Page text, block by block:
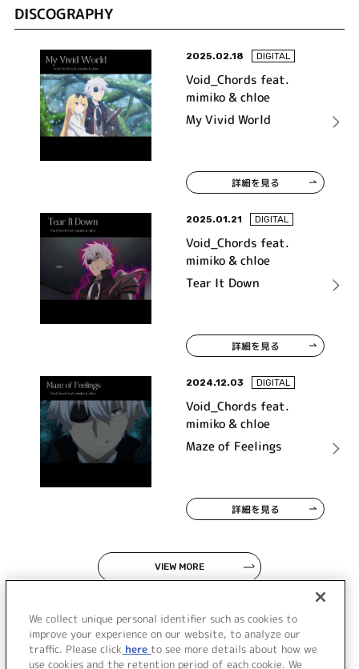
DISCOGRAPHY
2025.02.18 DIGITAL
Void_Chords feat.
mimiko & chloe
My Vivid World
詳細を見る
2025.01.21 DIGITAL
Void_Chords feat.
mimiko & chloe
Tear It Down
詳細を見る
2024.12.03 DIGITAL
Void_Chords feat.
mimiko & chloe
Maze of Feelings
詳細を見る
VIEW MORE
JP
We collect unique personal identifier such as cookies to
improve your experience on our website, to analyze our
traffic. Please click here to see more details about how we
use cookies and the retention period of each cookie. We